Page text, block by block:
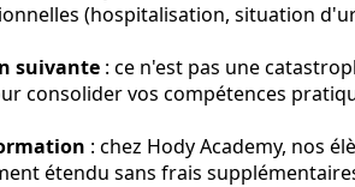
(hospitalisation, situation
suivante : ce n'est pas une
consolider vos compétences
: chez Hody Academy, nos
étendu sans frais